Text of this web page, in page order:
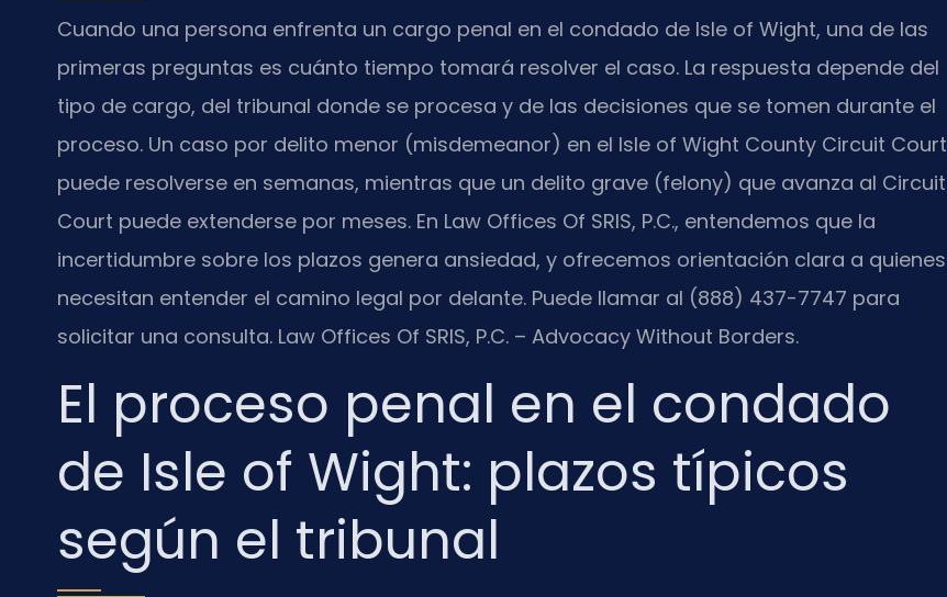
Cuando una persona enfrenta un cargo penal en el condado de Isle of Wight, una de las
primeras preguntas es cuánto tiempo tomará resolver el caso. La respuesta depende del
tipo de cargo, del tribunal donde se procesa y de las decisiones que se tomen durante el
proceso. Un caso por delito menor (misdemeanor) en el Isle of Wight County Circuit Court
puede resolverse en semanas, mientras que un delito grave (felony) que avanza al Circuit
Court puede extenderse por meses. En Law Offices Of SRIS, P.C., entendemos que la
incertidumbre sobre los plazos genera ansiedad, y ofrecemos orientación clara a quienes
necesitan entender el camino legal por delante. Puede llamar al (888) 437-7747 para
solicitar una consulta. Law Offices Of SRIS, P.C. – Advocacy Without Borders.
El proceso penal en el condado
de Isle of Wight: plazos típicos
según el tribunal